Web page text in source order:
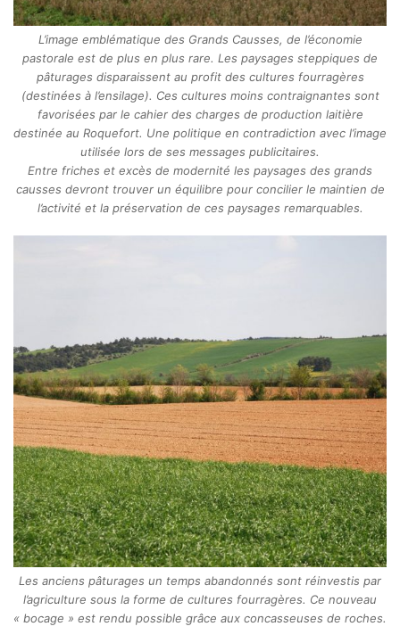
L’image emblématique des Grands Causses, de l’économie
pastorale est de plus en plus rare. Les paysages steppiques de
pâturages disparaissent au profit des cultures fourragères
(destinées à l’ensilage). Ces cultures moins contraignantes sont
favorisées par le cahier des charges de production laitière
destinée au Roquefort. Une politique en contradiction avec l’image
utilisée lors de ses messages publicitaires.
Entre friches et excès de modernité les paysages des grands
causses devront trouver un équilibre pour concilier le maintien de
l’activité et la préservation de ces paysages remarquables.
Les anciens pâturages un temps abandonnés sont réinvestis par
l’agriculture sous la forme de cultures fourragères. Ce nouveau
« bocage » est rendu possible grâce aux concasseuses de roches.